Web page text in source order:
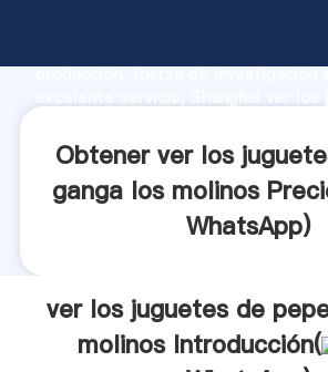
producción, fuerza de investigación
aporta valores a todos los clientes.
Obtener ver los
ganga los molinos
WhatsApp)
ver los juguetes de
molinos Introducción(